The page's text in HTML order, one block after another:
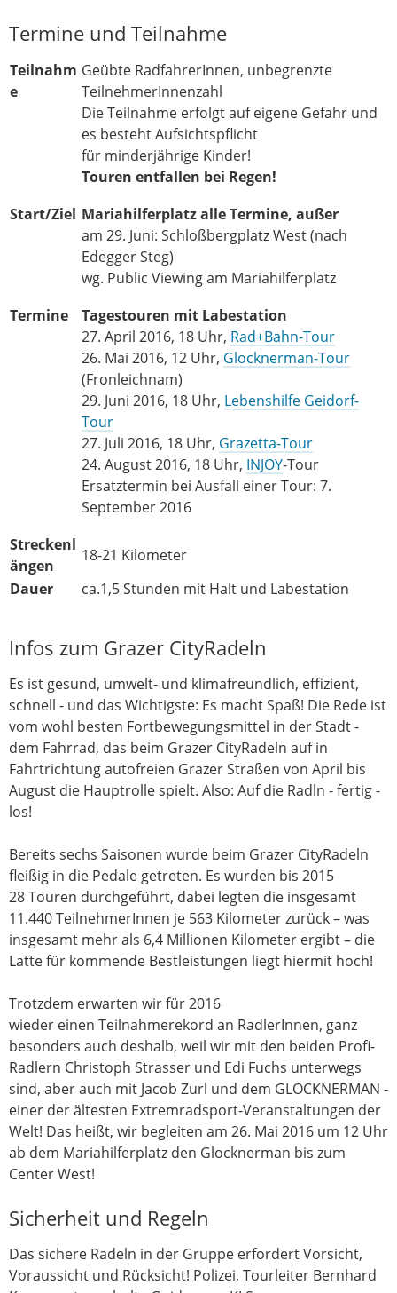
Termine und Teilnahme
Teilnahm
e
Geübte RadfahrerInnen, unbegrenzte
TeilnehmerInnenzahl
Die Teilnahme erfolgt auf eigene Gefahr und
es besteht Aufsichtspflicht
für minderjährige Kinder!
Touren entfallen bei Regen!
Start/Ziel Mariahilferplatz alle Termine, außer
am 29. Juni: Schloßbergplatz West (nach
Edegger Steg)
wg. Public Viewing am Mariahilferplatz
Termine
Tagestouren mit Labestation
27. April 2016, 18 Uhr, Rad+Bahn-Tour
26. Mai 2016, 12 Uhr, Glocknerman-Tour
(Fronleichnam)
29. Juni 2016, 18 Uhr, Lebenshilfe Geidorf-
Tour
27. Juli 2016, 18 Uhr, Grazetta-Tour
24. August 2016, 18 Uhr, INJOY-Tour
Ersatztermin bei Ausfall einer Tour: 7.
September 2016
Streckenl
ängen
18-21 Kilometer
Dauer
ca.1,5 Stunden mit Halt und Labestation
Infos zum Grazer CityRadeln
Es ist gesund, umwelt- und klimafreundlich, effizient,
schnell - und das Wichtigste: Es macht Spaß! Die Rede ist
vom wohl besten Fortbewegungsmittel in der Stadt -
dem Fahrrad, das beim Grazer CityRadeln auf in
Fahrtrichtung autofreien Grazer Straßen von April bis
August die Hauptrolle spielt. Also: Auf die Radln - fertig -
los!
Bereits sechs Saisonen wurde beim Grazer CityRadeln
fleißig in die Pedale getreten. Es wurden bis 2015
28 Touren durchgeführt, dabei legten die insgesamt
11.440 TeilnehmerInnen je 563 Kilometer zurück – was
insgesamt mehr als 6,4 Millionen Kilometer ergibt – die
Latte für kommende Bestleistungen liegt hiermit hoch!
Trotzdem erwarten wir für 2016
wieder einen Teilnahmerekord an RadlerInnen, ganz
besonders auch deshalb, weil wir mit den beiden Profi-
Radlern Christoph Strasser und Edi Fuchs unterwegs
sind, aber auch mit Jacob Zurl und dem GLOCKNERMAN -
einer der ältesten Extremradsport-Veranstaltungen der
Welt! Das heißt, wir begleiten am 26. Mai 2016 um 12 Uhr
ab dem Mariahilferplatz den Glocknerman bis zum
Center West!
Sicherheit und Regeln
Das sichere Radeln in der Gruppe erfordert Vorsicht,
Voraussicht und Rücksicht! Polizei, Tourleiter Bernhard